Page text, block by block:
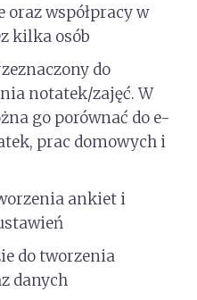
współpracy w
kilka osób
do
notatek/zajęć. W
go porównać do e-
prac domowych i
ankiet i
do tworzenia
danych